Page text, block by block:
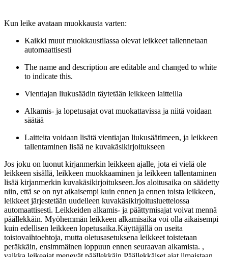
Kun leike avataan muokkausta varten:
Kaikki muut muokkaustilassa olevat leikkeet tallennetaan
automaattisesti
The name and description are editable and changed to white
to indicate this.
Vientiajan liukusäädin täytetään leikkeen laitteilla
Alkamis- ja lopetusajat ovat muokattavissa ja niitä voidaan
säätää
Laitteita voidaan lisätä vientiajan liukusäätimeen, ja leikkeen
tallentaminen lisää ne kuvakäsikirjoitukseen
Jos joku on luonut kirjanmerkin leikkeen ajalle, jota ei vielä ole
leikkeen sisällä, leikkeen muokkaaminen ja leikkeen tallentaminen
lisää kirjanmerkin kuvakäsikirjoitukseen.Jos aloitusaika on säädetty
niin, että se on nyt aikaisempi kuin ennen ja ennen toista leikkeen,
leikkeet järjestetään uudelleen kuvakäsikirjoitusluettelossa
automaattisesti. Leikkeiden alkamis- ja päättymisajat voivat mennä
päällekkäin. Myöhemmän leikkeen alkamisaika voi olla aikaisempi
kuin edellisen leikkeen lopetusaika.Käyttäjällä on useita
toistovaihtoehtoja, mutta oletusasetuksena leikkeet toistetaan
peräkkäin, ensimmäinen loppuun ennen seuraavan alkamista. ,